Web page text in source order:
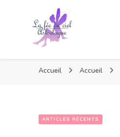
Accueil Accueil
ARTICLES RÉCENTS